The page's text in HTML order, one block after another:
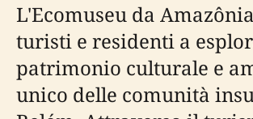
L'Ecomuseu da
turisti e residenti a
patrimonio culturale e
unico delle comunità